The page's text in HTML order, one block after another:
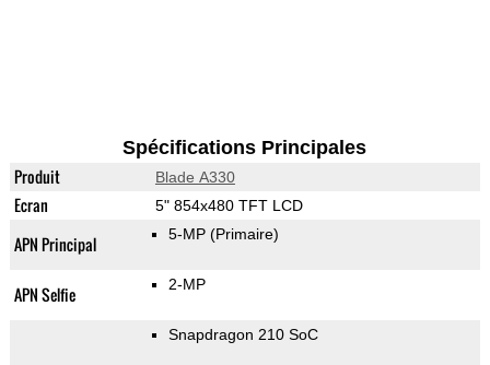
Spécifications Principales
Produit Blade A330
Ecran 5" 854x480 TFT LCD
APN Principal 5-MP (Primaire)
APN Selfie 2-MP
Snapdragon 210 SoC